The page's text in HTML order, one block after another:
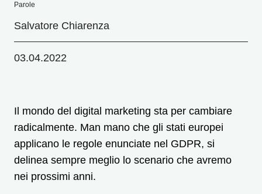
Parole
Salvatore Chiarenza
03.04.2022
Il mondo del digital marketing sta per cambiare
radicalmente. Man mano che gli stati europei
applicano le regole enunciate nel GDPR, si
delinea sempre meglio lo scenario che avremo
nei prossimi anni.